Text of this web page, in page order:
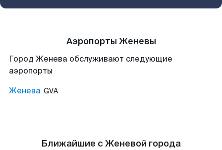
Аэропорты Женевы
Город Женева обслуживают следующие
аэропорты
Женева GVA
Ближайшие с Женевой города